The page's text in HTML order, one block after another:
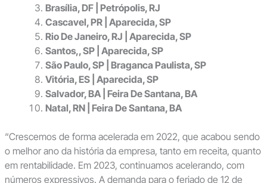
Brasília, DF | Petrópolis, RJ
Cascavel, PR | Aparecida, SP
Rio De Janeiro, RJ | Aparecida, SP
Santos,, SP | Aparecida, SP
São Paulo, SP | Braganca Paulista, SP
Vitória, ES | Aparecida, SP
Salvador, BA | Feira De Santana, BA
Natal, RN | Feira De Santana, BA
“Crescemos de forma acelerada em 2022, que acabou sendo
o melhor ano da história da empresa, tanto em receita, quanto
em rentabilidade. Em 2023, continuamos acelerando, com
números expressivos. A demanda para o feriado de 12 de